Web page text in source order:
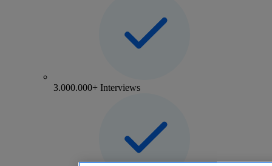
3.000.000+ Interviews